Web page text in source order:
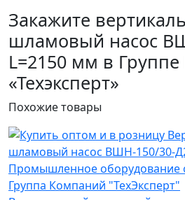
Закажите
шламовый насос
L=2150 мм в
«Техэксперт»
Похожиетовары